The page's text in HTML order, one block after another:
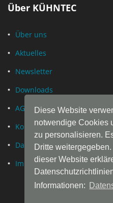
Diese Website
notwendige Cookies
zu personalisieren.
Dritte
dieser Website
Informationen:
Über KÜHNTEC
Über uns
Aktuelles
Newsletter
Downloads
AGB
Kontakt
Datenschutz
Impressum